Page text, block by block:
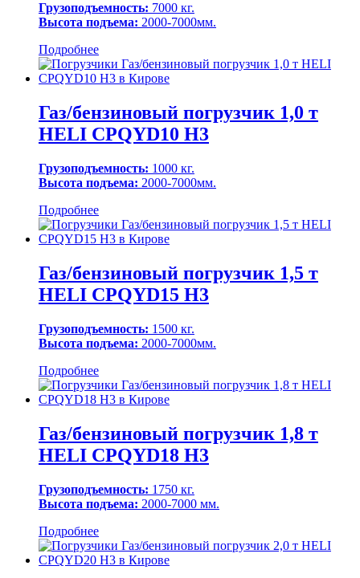
Грузоподъемность: 7000 кг.
Высота подъема: 2000-7000мм.
Подробнее
Газ/бензиновый погрузчик 1,0 т
HELI CPQYD10 H3
Грузоподъемность: 1000 кг.
Высота подъема: 2000-7000мм.
Подробнее
Газ/бензиновый погрузчик 1,5 т
HELI CPQYD15 H3
Грузоподъемность: 1500 кг.
Высота подъема: 2000-7000мм.
Подробнее
Газ/бензиновый погрузчик 1,8 т
HELI CPQYD18 H3
Грузоподъемность: 1750 кг.
Высота подъема: 2000-7000 мм.
Подробнее